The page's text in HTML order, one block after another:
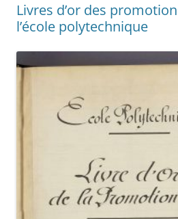
Livres d’or des
l’école polytechnique